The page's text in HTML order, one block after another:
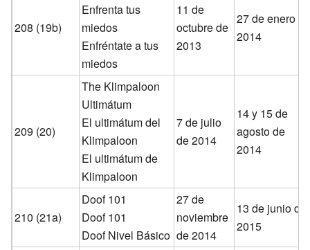
208 (19b)
Enfrenta tus
miedos
Enfréntate a tus
miedos
11 de
octubre de
2013
27 de enero
2014
209 (20)
The Klimpaloon
Ultimátum
El ultimátum del
Klimpaloon
El ultimátum de
Klimpaloon
7 de julio
de 2014
14 y 15 de
agosto de
2014
210 (21a)
Doof 101
Doof 101
Doof Nivel Básico
27 de
noviembre
de 2014
13 de junio de
2015